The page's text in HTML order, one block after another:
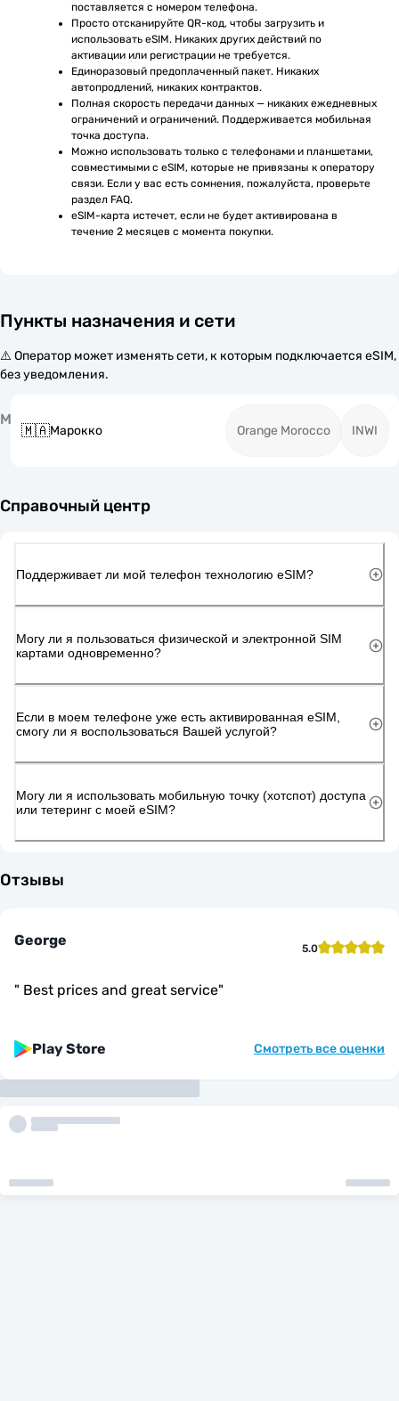
поставляется с номером телефона.
Просто отсканируйте QR-код, чтобы загрузить и
использовать eSIM. Никаких других действий по
активации или регистрации не требуется.
Единоразовый предоплаченный пакет. Никаких
автопродлений, никаких контрактов.
Полная скорость передачи данных — никаких ежедневных
ограничений и ограничений. Поддерживается мобильная
точка доступа.
Можно использовать только с телефонами и планшетами,
совместимыми с eSIM, которые не привязаны к оператору
связи. Если у вас есть сомнения, пожалуйста, проверьте
раздел FAQ.
eSIM-карта истечет, если не будет активирована в
течение 2 месяцев с момента покупки.
Пункты назначения и сети
⚠️ Оператор может изменять сети, к которым подключается eSIM,
без уведомления.
М
🇲🇦Марокко Orange Morocco INWI
Справочный центр
Поддерживает ли мой телефон технологию eSIM?
Могу ли я пользоваться физической и электронной SIM
картами одновременно?
Если в моем телефоне уже есть активированная eSIM,
смогу ли я воспользоваться Вашей услугой?
Могу ли я использовать мобильную точку (хотспот) доступа
или тетеринг с моей eSIM?
Отзывы
George 5.0
" Best prices and great service"
Play Store Смотреть все оценки